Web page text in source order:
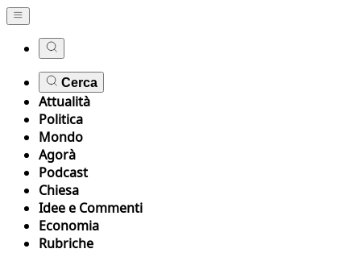
Cerca
Attualità
Politica
Mondo
Agorà
Podcast
Chiesa
Idee e Commenti
Economia
Rubriche